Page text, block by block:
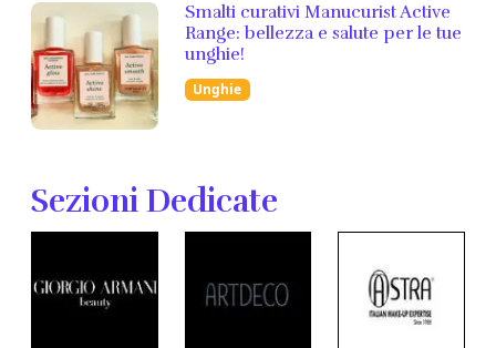
Smalti curativi Manucurist Active
Range: bellezza e salute per le tue
unghie!
Unghie
Sezioni Dedicate